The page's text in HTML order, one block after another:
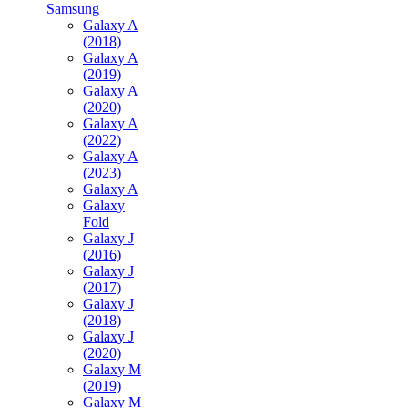
Samsung
Galaxy A
(2018)
Galaxy A
(2019)
Galaxy A
(2020)
Galaxy A
(2022)
Galaxy A
(2023)
Galaxy A
Galaxy
Fold
Galaxy J
(2016)
Galaxy J
(2017)
Galaxy J
(2018)
Galaxy J
(2020)
Galaxy M
(2019)
Galaxy M